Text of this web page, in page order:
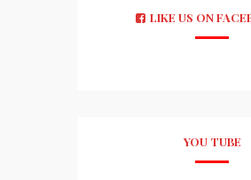
LIKE US ON
YOU TUBE